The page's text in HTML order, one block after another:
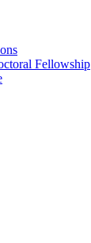
Fellowship